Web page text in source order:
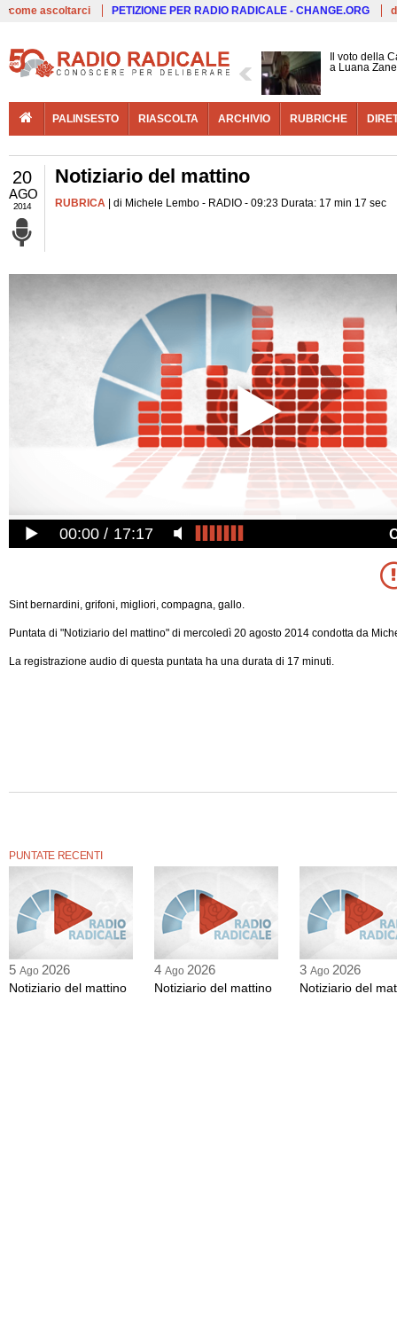
come ascoltarci PETIZIONE PER RADIO RADICALE - CHANGE.ORG
Il voto della
a Luana
PALINSESTO RIASCOLTA ARCHIVIO RUBRICHE
20
AGO
2014
Notiziario del mattino
RUBRICA | di Michele Lembo - RADIO - 09:23 Durata: 17 min 17 sec
00:00 17:17
Sint bernardini, grifoni, migliori, compagna, gallo.
Puntata di "Notiziario del mattino" di mercoledì 20 agosto 2014 condotta da
La registrazione audio di questa puntata ha una durata di 17 minuti.
PUNTATE RECENTI
5 Ago 2026
Notiziario del mattino
4 Ago 2026
Notiziario del mattino
3 Ago 2026
Notiziario del